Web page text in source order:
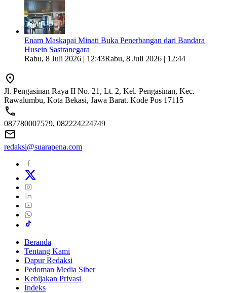
Enam Maskapai Minati Buka Penerbangan dari Bandara
Husein Sastranegara
Rabu, 8 Juli 2026 | 12:43Rabu, 8 Juli 2026 | 12:44
Jl. Pengasinan Raya II No. 21, Lt. 2, Kel. Pengasinan, Kec.
Rawalumbu, Kota Bekasi, Jawa Barat. Kode Pos 17115
087780007579, 082224224749
redaksi@suarapena.com
Beranda
Tentang Kami
Dapur Redaksi
Pedoman Media Siber
Kebijakan Privasi
Indeks